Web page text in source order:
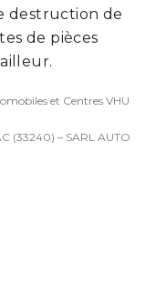
destruction de
de pièces
et Centres VHU
(33240) – SARL AUTO